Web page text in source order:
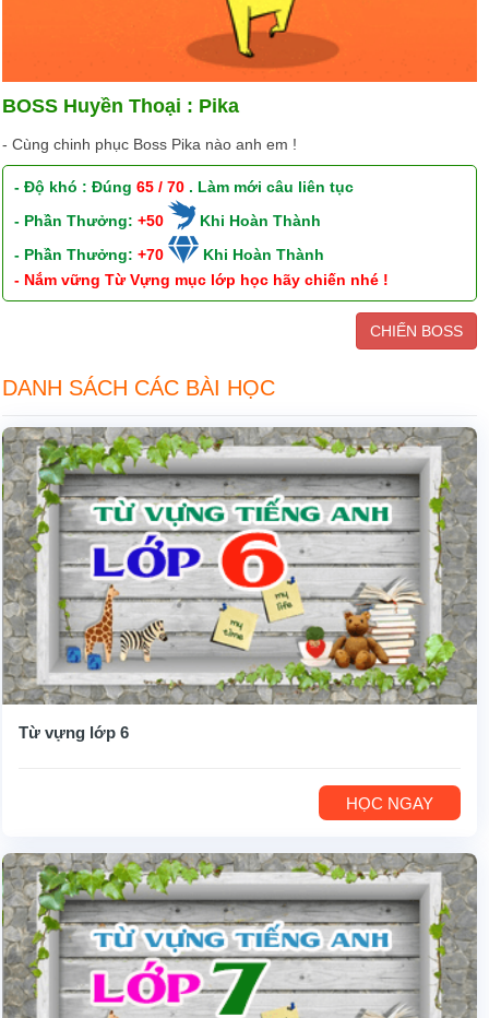
BOSS Huyền Thoại : Pika
- Cùng chinh phục Boss Pika nào anh em !
- Độ khó : Đúng65 / 70 . Làm mới câu liên tục
- Phần Thưởng:+50
Khi Hoàn Thành
- Phần Thưởng:+70
Khi Hoàn Thành
- Nắm vững Từ Vựng mục lớp học hãy chiến nhé !
CHIẾN BOSS
DANH SÁCH CÁC BÀI HỌC
Từ vựng lớp 6
HỌC NGAY